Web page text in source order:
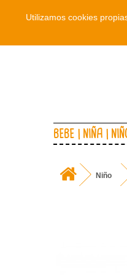
BEBE NIÑA
Niño
Utilizamos cookies